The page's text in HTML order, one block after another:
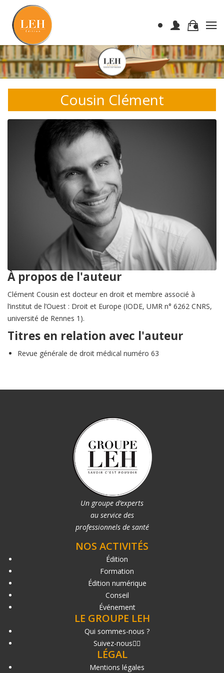
Cousin Clément
À propos de l'auteur
Clément Cousin est docteur en droit et membre associé à
l’institut de l’Ouest : Droit et Europe (IODE, UMR n° 6262 CNRS,
université de Rennes 1).
Titres en relation avec l'auteur
Revue générale de droit médical numéro 63
Un groupe d’experts
au service des
professionnels de santé
NOS ACTIVITÉS
Édition
Formation
Édition numérique
Conseil
Événement
LE GROUPE LEH
Qui sommes-nous ?
Suivez-nous
LÉGAL
Mentions légales